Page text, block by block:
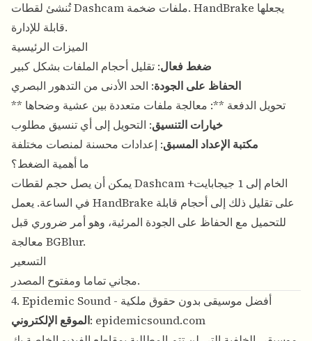
تُنشئ لقطات Dashcam ملفات ضخمة. HandBrake يجعلها
قابلة للإدارة.
الميزات الرئيسية
ضغط فعال: تقليل أحجام الملفات بشكل كبير
الحفاظ على الجودة: الحد الأدنى من التدهور البصري
** تحويل الدفعة **: معالجة ملفات متعددة بين عشية وضحاها
خيارات التنسيق: التحويل إلى أي تنسيق مطلوب
مكتبة الإعداد المسبق: إعدادات محسنة لمنصات مختلفة
ما أهمية الضغط؟
يمكن أن يصل حجم لقطات Dashcam الخام إلى 1 جيجابايت+
في الساعة. يعمل HandBrake على تقليل ذلك إلى أحجام قابلة
للتحميل مع الحفاظ على الجودة المرئية، وهو أمر ضروري قبل
معالجة BGBlur.
التسعير
مجاني تماما ومفتوح المصدر.
4. Epidemic Sound - أفضل موسيقى بدون حقوق ملكية
الموقع الإلكتروني: epidemicsound.com